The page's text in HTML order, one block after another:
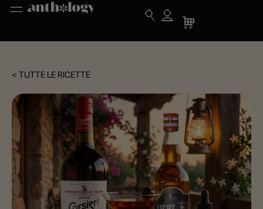
< TUTTE LE RICETTE